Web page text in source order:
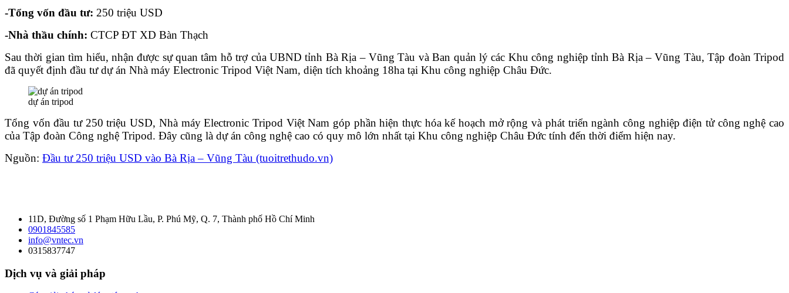
-Tổng vốn đầu tư: 250 triệu USD
-Nhà thầu chính: CTCP ĐT XD Bàn Thạch
Sau thời gian tìm hiểu, nhận được sự quan tâm hỗ trợ của UBND tỉnh Bà Rịa – Vũng Tàu và Ban quản lý các Khu công nghiệp tỉnh Bà Rịa – Vũng Tàu, Tập đoàn Tripod
đã quyết định đầu tư dự án Nhà máy Electronic Tripod Việt Nam, diện tích khoảng 18ha tại Khu công nghiệp Châu Đức.
dự án tripod
Tổng vốn đầu tư 250 triệu USD, Nhà máy Electronic Tripod Việt Nam góp phần hiện thực hóa kế hoạch mở rộng và phát triển ngành công nghiệp điện tử công nghệ cao
của Tập đoàn Công nghệ Tripod. Đây cũng là dự án công nghệ cao có quy mô lớn nhất tại Khu công nghiệp Châu Đức tính đến thời điểm hiện nay.
Nguồn: Đầu tư 250 triệu USD vào Bà Rịa – Vũng Tàu (tuoitrethudo.vn)
11D, Đường số 1 Phạm Hữu Lầu, P. Phú Mỹ, Q. 7, Thành phố Hồ Chí Minh
0901845585
info@vntec.vn
0315837747
Dịch vụ và giải pháp